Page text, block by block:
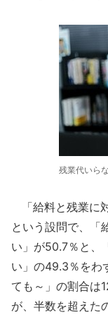
残業代いら
「給料と残業に
という設問で、「
い」が50.7％と、
い」の49.3％をわ
ても～」の割合は
が、半数を超えた